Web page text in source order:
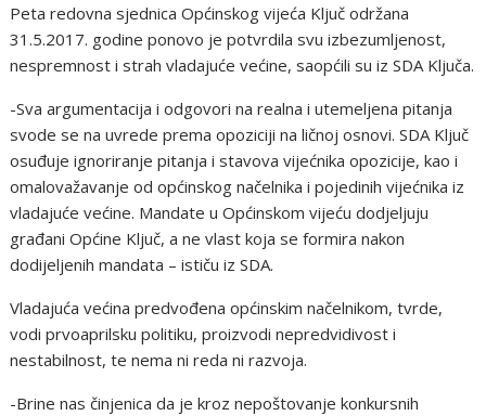
Peta redovna sjednica Općinskog vijeća Ključ održana
31.5.2017. godine ponovo je potvrdila svu izbezumljenost,
nespremnost i strah vladajuće većine, saopćili su iz SDA Ključa.
-Sva argumentacija i odgovori na realna i utemeljena pitanja
svode se na uvrede prema opoziciji na ličnoj osnovi. SDA Ključ
osuđuje ignoriranje pitanja i stavova vijećnika opozicije, kao i
omalovažavanje od općinskog načelnika i pojedinih vijećnika iz
vladajuće većine. Mandate u Općinskom vijeću dodjeljuju
građani Općine Ključ, a ne vlast koja se formira nakon
dodijeljenih mandata – ističu iz SDA.
Vladajuća većina predvođena općinskim načelnikom, tvrde,
vodi prvoaprilsku politiku, proizvodi nepredvidivost i
nestabilnost, te nema ni reda ni razvoja.
-Brine nas činjenica da je kroz nepoštovanje konkursnih